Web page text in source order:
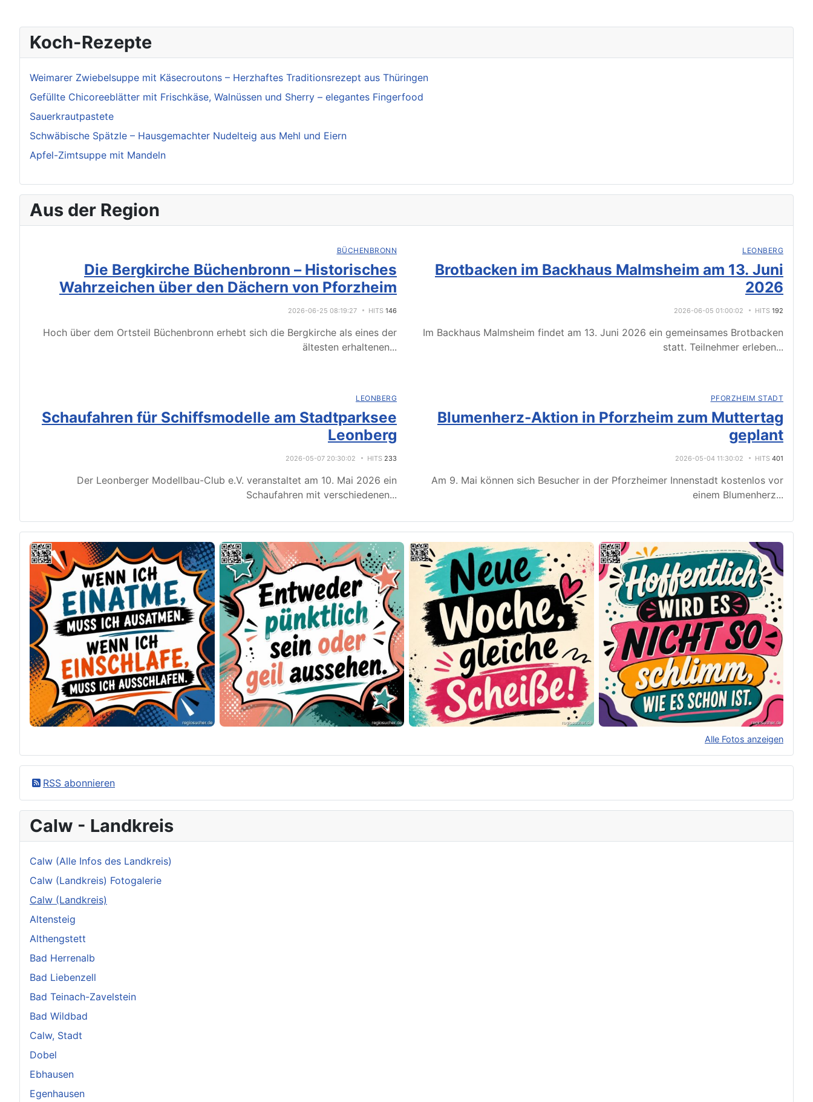
Koch-Rezepte
Weimarer Zwiebelsuppe mit Käsecroutons – Herzhaftes Traditionsrezept aus Thüringen
Gefüllte Chicoreeblätter mit Frischkäse, Walnüssen und Sherry – elegantes Fingerfood
Sauerkrautpastete
Schwäbische Spätzle – Hausgemachter Nudelteig aus Mehl und Eiern
Apfel-Zimtsuppe mit Mandeln
Aus der Region
BÜCHENBRONN
Die Bergkirche Büchenbronn – Historisches
Wahrzeichen über den Dächern von Pforzheim
2026-06-25 08:19:27 HITS 146
Hoch über dem Ortsteil Büchenbronn erhebt sich die Bergkirche als eines der
ältesten erhaltenen...
LEONBERG
Brotbacken im Backhaus Malmsheim am 13. Juni
2026
2026-06-05 01:00:02 HITS 192
Im Backhaus Malmsheim findet am 13. Juni 2026 ein gemeinsames Brotbacken
statt. Teilnehmer erleben...
LEONBERG
Schaufahren für Schiffsmodelle am Stadtparksee
Leonberg
2026-05-07 20:30:02 HITS 233
Der Leonberger Modellbau-Club e.V. veranstaltet am 10. Mai 2026 ein
Schaufahren mit verschiedenen...
PFORZHEIM STADT
Blumenherz-Aktion in Pforzheim zum Muttertag
geplant
2026-05-04 11:30:02 HITS 401
Am 9. Mai können sich Besucher in der Pforzheimer Innenstadt kostenlos vor
einem Blumenherz...
Alle Fotos anzeigen
RSS abonnieren
Calw - Landkreis
Calw (Alle Infos des Landkreis)
Calw (Landkreis) Fotogalerie
Calw (Landkreis)
Altensteig
Althengstett
Bad Herrenalb
Bad Liebenzell
Bad Teinach-Zavelstein
Bad Wildbad
Calw, Stadt
Dobel
Ebhausen
Egenhausen